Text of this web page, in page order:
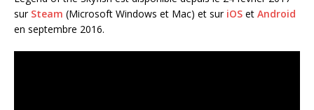
sur Steam (Microsoft Windows et Mac) et sur iOS et Android
en septembre 2016.